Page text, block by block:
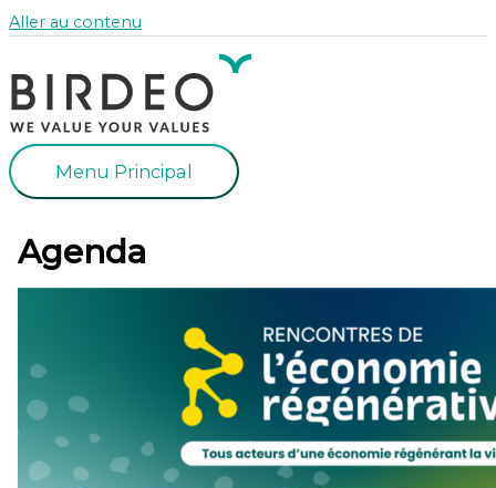
Aller au contenu
Menu Principal
Agenda